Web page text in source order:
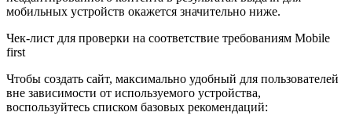
мобильных устройств окажется значительно ниже.
Чек-лист для проверки на соответствие требованиям Mobile
first
Чтобы создать сайт, максимально удобный для пользователей
вне зависимости от используемого устройства,
воспользуйтесь списком базовых рекомендаций: